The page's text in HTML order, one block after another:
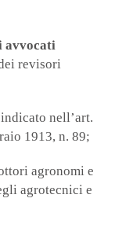
avvocati
revisori
nell’art.
1913, n. 89;
agronomi e
agrotecnici e